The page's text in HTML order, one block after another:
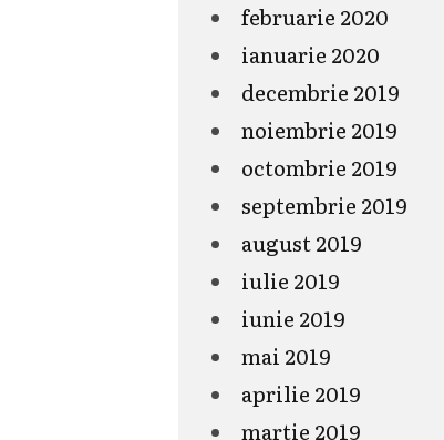
februarie 2020
ianuarie 2020
decembrie 2019
noiembrie 2019
octombrie 2019
septembrie 2019
august 2019
iulie 2019
iunie 2019
mai 2019
aprilie 2019
martie 2019